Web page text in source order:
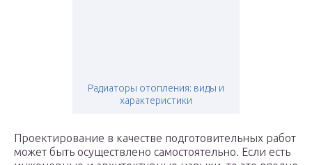
Радиаторы отопления: виды и
характеристики
Проектирование в качестве подготовительных работ
может быть осуществлено самостоятельно. Если есть